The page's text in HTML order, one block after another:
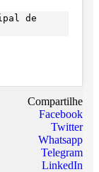
de
Compartilhe
Facebook
Twitter
Whatsapp
Telegram
LinkedIn